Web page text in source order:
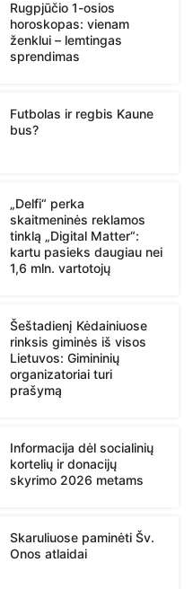
Rugpjūčio 1-osios
horoskopas: vienam
ženklui – lemtingas
sprendimas
Futbolas ir regbis Kaune
bus?
„Delfi“ perka
skaitmeninės reklamos
tinklą „Digital Matter“:
kartu pasieks daugiau nei
1,6 mln. vartotojų
Šeštadienį Kėdainiuose
rinksis giminės iš visos
Lietuvos: Gimininių
organizatoriai turi
prašymą
Informacija dėl socialinių
kortelių ir donacijų
skyrimo 2026 metams
Skaruliuose paminėti Šv.
Onos atlaidai